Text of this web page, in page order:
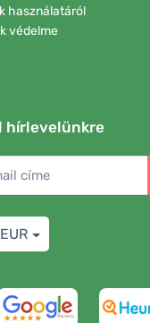
használatáról
védelme
hírlevelünkre